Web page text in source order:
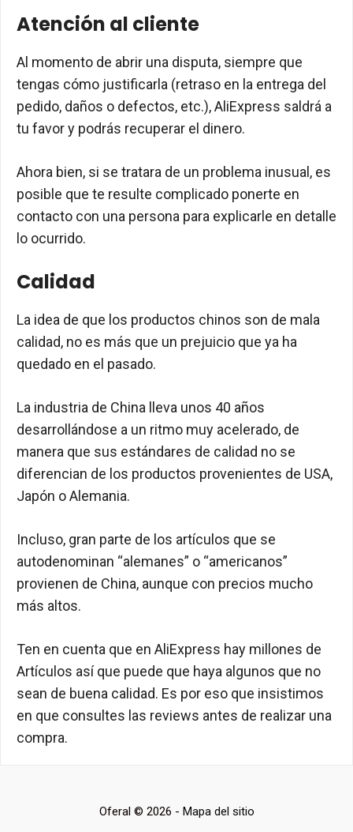
Atención al cliente
Al momento de abrir una disputa, siempre que
tengas cómo justificarla (retraso en la entrega del
pedido, daños o defectos, etc.), AliExpress saldrá a
tu favor y podrás recuperar el dinero.
Ahora bien, si se tratara de un problema inusual, es
posible que te resulte complicado ponerte en
contacto con una persona para explicarle en detalle
lo ocurrido.
Calidad
La idea de que los productos chinos son de mala
calidad, no es más que un prejuicio que ya ha
quedado en el pasado.
La industria de China lleva unos 40 años
desarrollándose a un ritmo muy acelerado, de
manera que sus estándares de calidad no se
diferencian de los productos provenientes de USA,
Japón o Alemania.
Incluso, gran parte de los artículos que se
autodenominan “alemanes” o “americanos”
provienen de China, aunque con precios mucho
más altos.
Ten en cuenta que en AliExpress hay millones de
Artículos así que puede que haya algunos que no
sean de buena calidad. Es por eso que insistimos
en que consultes las reviews antes de realizar una
compra.
Oferal © 2026 - Mapa del sitio